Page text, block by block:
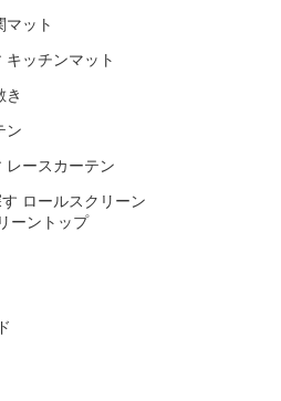
マット
キッチンマット
き
ン
レースカーテン
ロールスクリーン
ーントップ